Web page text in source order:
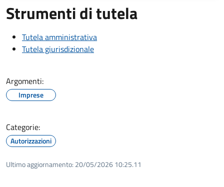
Strumenti di tutela
Tutela amministrativa
Tutela giurisdizionale
Argomenti:
Imprese
Categorie:
Autorizzazioni
Ultimo aggiornamento: 20/05/2026 10:25.11